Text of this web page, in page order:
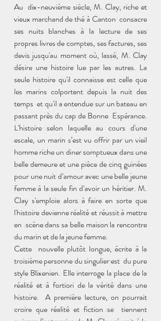
Au  dix-neuvième siècle, M. Clay, riche et
vieux marchand de thé à Canton  consacre
ses nuits blanches à la lecture de ses
propres livres de comptes, ses factures, ses
devis jusqu'au moment où, lassé, M. Clay
désire une histoire lue par les autres. La
seule histoire qu'il connaisse est celle que
les marins colportent depuis la nuit des
temps  et qu'il a entendue sur un bateau en
passant près du cap de Bonne  Espérance.
L'histoire selon laquelle au cours d'une
escale, un marin s’est vu offrir par un vieil
homme riche un diner somptueux dans une
belle demeure et une pièce de cinq guinées
pour une nuit d’amour avec une belle jeune
femme à la seule fin d’avoir un héritier. M.
Clay s'emploie alors à faire en sorte que
l'histoire devienne réalité et réussit à mettre
en  scène dans sa belle maison la rencontre
du marin et de la jeune femme.
Cette  nouvelle plutôt longue, écrite à la
troisième personne du singulier est  du pure
style Blixenien. Elle interroge la place de la
réalité et à fortiori de la vérité dans une
histoire.  A première lecture, on pourrait
croire que réalité et fiction se  tiennent